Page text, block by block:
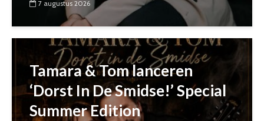
7 augustus 2026
Tamara & Tom lanceren
‘Dorst In De Smidse!’ Special
Summer Edition